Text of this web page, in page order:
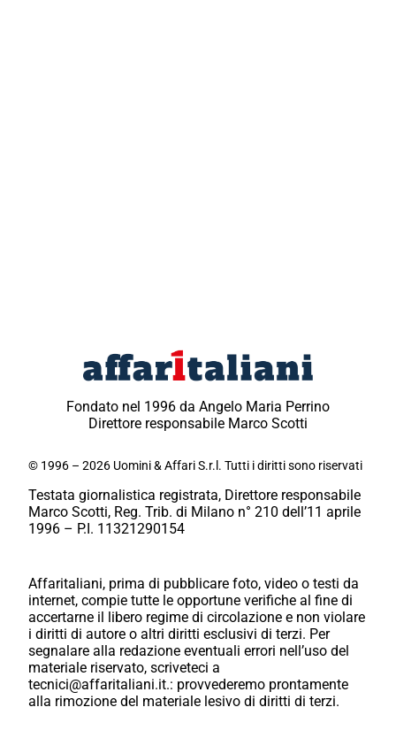
Fondato nel 1996 da Angelo Maria Perrino
Direttore responsabile Marco Scotti
© 1996 – 2026 Uomini & Affari S.r.l. Tutti i diritti sono riservati
Testata giornalistica registrata, Direttore responsabile
Marco Scotti, Reg. Trib. di Milano n° 210 dell’11 aprile
1996 – P.I. 11321290154
Affaritaliani, prima di pubblicare foto, video o testi da
internet, compie tutte le opportune verifiche al fine di
accertarne il libero regime di circolazione e non violare
i diritti di autore o altri diritti esclusivi di terzi. Per
segnalare alla redazione eventuali errori nell’uso del
materiale riservato, scriveteci a
tecnici@affaritaliani.it.: provvederemo prontamente
alla rimozione del materiale lesivo di diritti di terzi.